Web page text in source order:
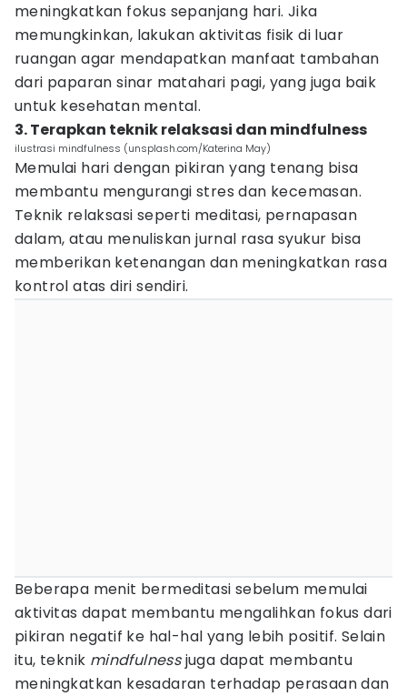
meningkatkan fokus sepanjang hari. Jika
memungkinkan, lakukan aktivitas fisik di luar
ruangan agar mendapatkan manfaat tambahan
dari paparan sinar matahari pagi, yang juga baik
untuk kesehatan mental.
3. Terapkan teknik relaksasi dan mindfulness
ilustrasi mindfulness (unsplash.com/Katerina May)
Memulai hari dengan pikiran yang tenang bisa
membantu mengurangi stres dan kecemasan.
Teknik relaksasi seperti meditasi, pernapasan
dalam, atau menuliskan jurnal rasa syukur bisa
memberikan ketenangan dan meningkatkan rasa
kontrol atas diri sendiri.
Beberapa menit bermeditasi sebelum memulai
aktivitas dapat membantu mengalihkan fokus dari
pikiran negatif ke hal-hal yang lebih positif. Selain
itu, teknik mindfulnessjuga dapat membantu
meningkatkan kesadaran terhadap perasaan dan